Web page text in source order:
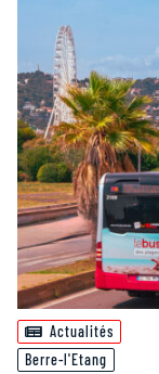
Actualités
Berre-l'Etang